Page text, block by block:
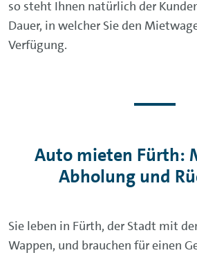
so steht Ihnen natürlich der
Dauer, in welcher Sie den
Verfügung.
Auto mieten Fürth:
Abholung und
Sie leben in Fürth, der Stadt mit
Wappen, und brauchen für einen